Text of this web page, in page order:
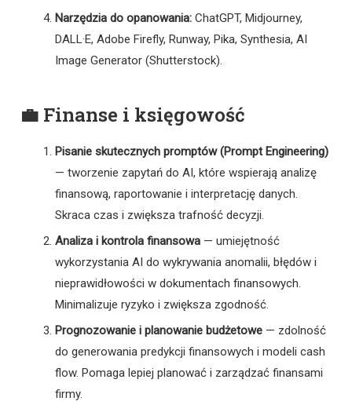
Narzędzia do opanowania: ChatGPT, Midjourney,
DALL·E, Adobe Firefly, Runway, Pika, Synthesia, AI
Image Generator (Shutterstock).
💼 Finanse i księgowość
Pisanie skutecznych promptów (Prompt Engineering)
— tworzenie zapytań do AI, które wspierają analizę
finansową, raportowanie i interpretację danych.
Skraca czas i zwiększa trafność decyzji.
Analiza i kontrola finansowa — umiejętność
wykorzystania AI do wykrywania anomalii, błędów i
nieprawidłowości w dokumentach finansowych.
Minimalizuje ryzyko i zwiększa zgodność.
Prognozowanie i planowanie budżetowe — zdolność
do generowania predykcji finansowych i modeli cash
flow. Pomaga lepiej planować i zarządzać finansami
firmy.